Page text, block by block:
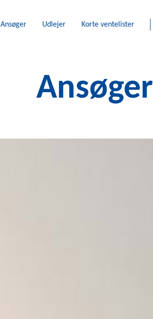
Ansøger Udlejer Korte ventelister
Ansøger